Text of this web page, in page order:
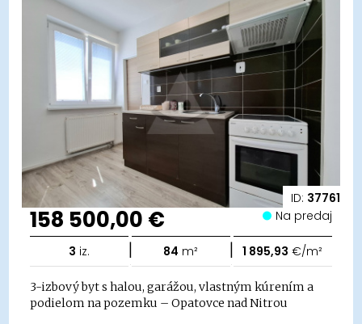
ID: 37761
158 500,00 € Na predaj
3 iz. | 84 m² | 1 895,93 €/m²
3-izbový byt s halou, garážou, vlastným kúrením a
podielom na pozemku – Opatovce nad Nitrou